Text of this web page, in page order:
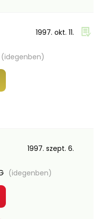
1997. okt. 11.
(idegenben)
1997. szept. 6.
(idegenben)